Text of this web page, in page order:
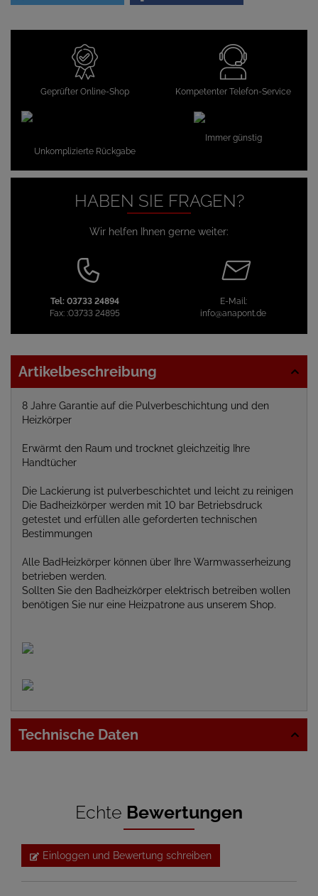
Geprüfter Online-Shop Kompetenter Telefon-Service
Unkomplizierte Rückgabe
Immer günstig
HABEN SIE FRAGEN?
Wir helfen Ihnen gerne weiter:
Tel: 03733 24894
Fax: :03733 24895
E-Mail:
info@anapont.de
Artikelbeschreibung
8 Jahre Garantie auf die Pulverbeschichtung und den
Heizkörper
Erwärmt den Raum und trocknet gleichzeitig Ihre
Handtücher
Die Lackierung ist pulverbeschichtet und leicht zu reinigen
Die Badheizkörper werden mit 10 bar Betriebsdruck
getestet und erfüllen alle geforderten technischen
Bestimmungen
Alle BadHeizkörper können über Ihre Warmwasserheizung
betrieben werden.
Sollten Sie den Badheizkörper elektrisch betreiben wollen
benötigen Sie nur eine Heizpatrone aus unserem Shop.
Technische Daten
Echte Bewertungen
Einloggen und Bewertung schreiben